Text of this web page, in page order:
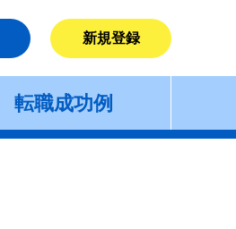
新規登録
転職成功例